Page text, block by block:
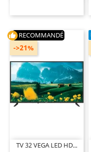
thumb_up RECOMMANDÉ
TV 32 VEGA LED HD...
->21%